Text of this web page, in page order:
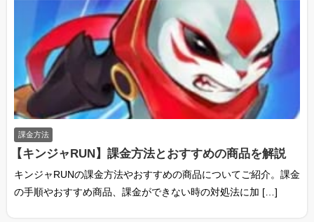
課金方法
【キンジャRUN】課金方法とおすすめの商品を解説
キンジャRUNの課金方法やおすすめの商品についてご紹介。課金
の手順やおすすめ商品、課金ができない時の対処法に加 […]